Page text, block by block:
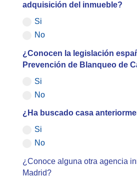
adquisición del inmueble?
Si
No
¿Conocen la legislación
Prevención de Blanqueo de
Si
No
¿Ha buscado casa
Si
No
¿Conoce alguna otra agencia
Madrid?